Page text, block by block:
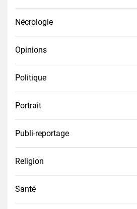
Nécrologie
Opinions
Politique
Portrait
Publi-reportage
Religion
Santé